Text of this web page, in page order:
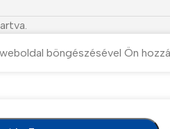
böngészésével Ön